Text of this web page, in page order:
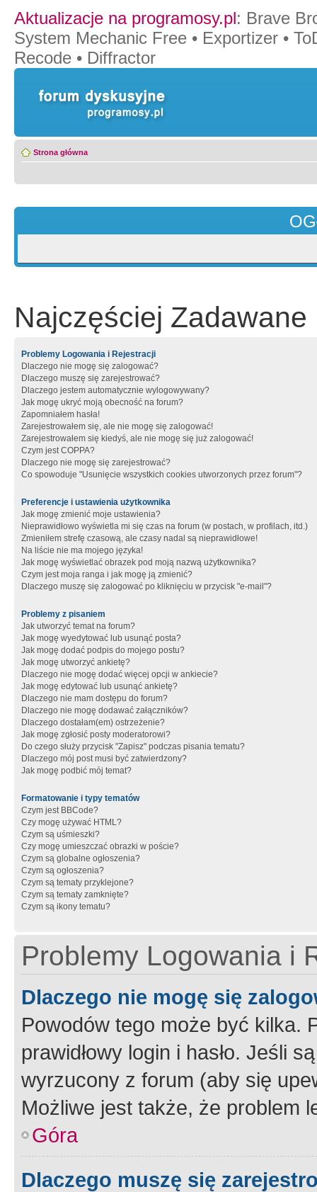
Aktualizacje na programosy.pl: Brave
System Mechanic Free • Exportizer •
Recode • Diffractor
Strona główna
Najczęściej Zadawane
Problemy Logowania i Rejestracji
Dlaczego nie mogę się zalogować?
Dlaczego muszę się zarejestrować?
Dlaczego jestem automatycznie wylogowywany?
Jak mogę ukryć moją obecność na forum?
Zapomniałem hasła!
Zarejestrowałem się, ale nie mogę się zalogować!
Zarejestrowałem się kiedyś, ale nie mogę się już zalogować!
Czym jest COPPA?
Dlaczego nie mogę się zarejestrować?
Co spowoduje "Usunięcie wszystkich cookies utworzonych przez forum"?
Preferencje i ustawienia użytkownika
Jak mogę zmienić moje ustawienia?
Nieprawidłowo wyświetla mi się czas na forum (w postach, w profilach, itd.)
Zmieniłem strefę czasową, ale czasy nadal są nieprawidłowe!
Na liście nie ma mojego języka!
Jak mogę wyświetlać obrazek pod moją nazwą użytkownika?
Czym jest moja ranga i jak mogę ją zmienić?
Dlaczego muszę się zalogować po kliknięciu w przycisk "e-mail"?
Problemy z pisaniem
Jak utworzyć temat na forum?
Jak mogę wyedytować lub usunąć posta?
Jak mogę dodać podpis do mojego postu?
Jak mogę utworzyć ankietę?
Dlaczego nie mogę dodać więcej opcji w ankiecie?
Jak mogę edytować lub usunąć ankietę?
Dlaczego nie mam dostępu do forum?
Dlaczego nie mogę dodawać załączników?
Dlaczego dostałam(em) ostrzeżenie?
Jak mogę zgłosić posty moderatorowi?
Do czego służy przycisk "Zapisz" podczas pisania tematu?
Dlaczego mój post musi być zatwierdzony?
Jak mogę podbić mój temat?
Formatowanie i typy tematów
Czym jest BBCode?
Czy mogę używać HTML?
Czym są uśmieszki?
Czy mogę umieszczać obrazki w poście?
Czym są globalne ogłoszenia?
Czym są ogłoszenia?
Czym są tematy przyklejone?
Czym są tematy zamknięte?
Czym są ikony tematu?
Problemy Logowania i
Dlaczego nie mogę się
Powodów tego może być kilka.
prawidłowy login i hasło. Jeśli
wyrzucony z forum (aby się
Możliwe jest także, że problem
Góra
Dlaczego muszę się